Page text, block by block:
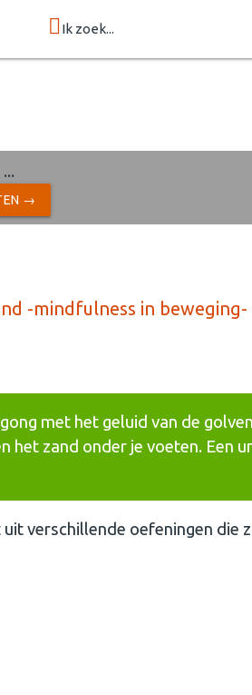
Ik zoek...
→
-mindfulness in beweging-
met het geluid van de
het zand onder je voeten. Een
verschillende oefeningen die